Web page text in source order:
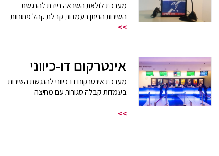
מערכת לולאת השראה ניידת להנגשת
השירות הניתן בעמדות קבלת קהל פתוחות
>>
אינטרקום דו-כיווני
מערכת אינטרקום דו-כיווני להנגשת השירות
בעמדות קבלה סגורות עם מחיצה
>>